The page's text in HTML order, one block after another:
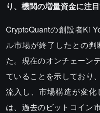
り、機関の増量資金に注
CryptoQuantの創設者Ki
ル市場が終了したとの
た。現在のオンチェーン
ていることを示しており
流入し、市場構造が変
は、過去のビットコイン